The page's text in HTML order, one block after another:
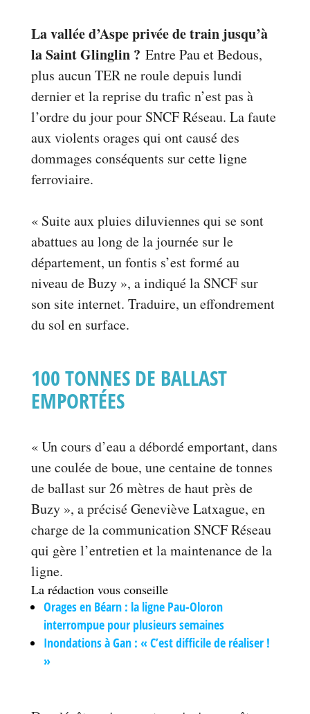
La vallée d’Aspe privée de train jusqu’à
la Saint Glinglin ? Entre Pau et Bedous,
plus aucun TER ne roule depuis lundi
dernier et la reprise du trafic n’est pas à
l’ordre du jour pour SNCF Réseau. La faute
aux violents orages qui ont causé des
dommages conséquents sur cette ligne
ferroviaire.
« Suite aux pluies diluviennes qui se sont
abattues au long de la journée sur le
département, un fontis s’est formé au
niveau de Buzy », a indiqué la SNCF sur
son site internet. Traduire, un effondrement
du sol en surface.
100 TONNES DE BALLAST
EMPORTÉES
« Un cours d’eau a débordé emportant, dans
une coulée de boue, une centaine de tonnes
de ballast sur 26 mètres de haut près de
Buzy », a précisé Geneviève Latxague, en
charge de la communication SNCF Réseau
qui gère l’entretien et la maintenance de la
ligne.
La rédaction vous conseille
Orages en Béarn : la ligne Pau-Oloron
interrompue pour plusieurs semaines
Inondations à Gan : « C’est difficile de réaliser !
»